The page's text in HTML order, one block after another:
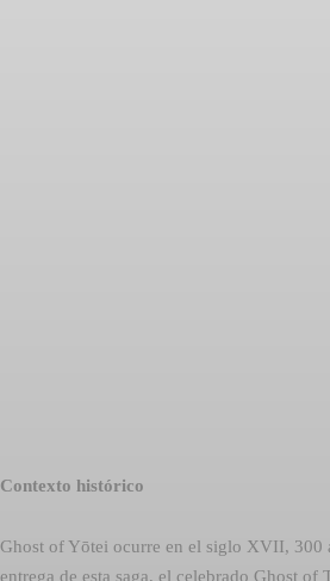
Contexto histórico
Ghost of Yōtei ocurre en el siglo XVII, 300
entrega de esta saga, el celebrado Ghost of